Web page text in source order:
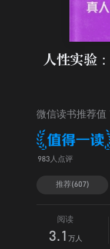
人性实验
微信读书推荐值
983人点评
推荐(607)
阅读
3.1 万人